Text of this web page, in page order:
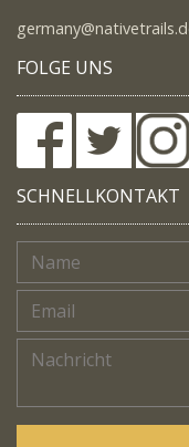
FOLGE UNS
SCHNELLKONTAKT